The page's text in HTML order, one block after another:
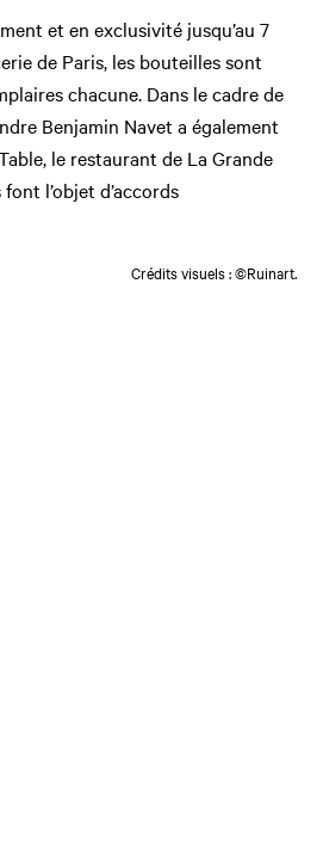
et en exclusivité jusqu’au 7
de Paris, les bouteilles sont
chacune. Dans le cadre de
Benjamin Navet a également
le restaurant de La Grande
l’objet d’accords
Crédits visuels : ©Ruinart.